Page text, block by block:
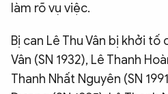
BẠN ĐỌC & CAND
ĐA PHƯƠNG TIỆN
eMagazine
làm rõ vụ việc.
Bị can Lê Thu Vân bị khởi tố
Vân (SN 1932), Lê Thanh
Thanh Nhất Nguyên (SN